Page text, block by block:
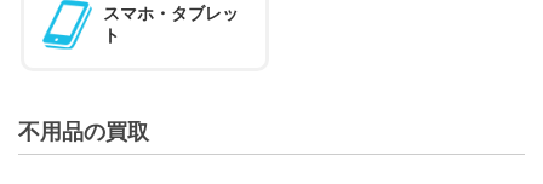
スマホ・タブレッ
ト
不用品の買取